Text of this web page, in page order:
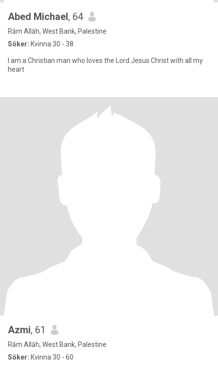
Abed Michael, 64
Rām Allāh, West Bank, Palestine
Söker: Kvinna 30 - 38
I am a Christian man who loves the Lord Jesus Christ with all my
heart
Azmi, 61
Rām Allāh, West Bank, Palestine
Söker: Kvinna 30 - 60